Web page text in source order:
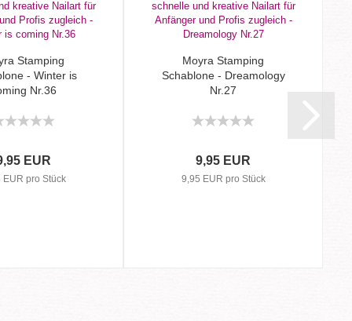
Stamping
- Winter is
Nr.36
EUR
EUR pro Stück
Moyra Stamping
Schablone - Dreamology
Nr.27
9,95 EUR
9,95 EUR pro Stück